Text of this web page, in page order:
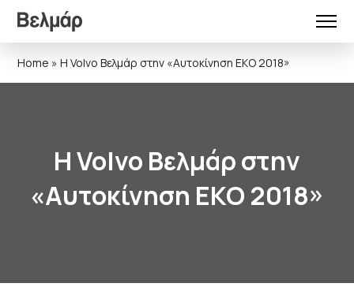
Home » Η Volvo Βελμάρ στην «Αυτοκίνηση EKO 2018»
Η Volvo Βελμάρ στην
«Αυτοκίνηση EKO 2018»